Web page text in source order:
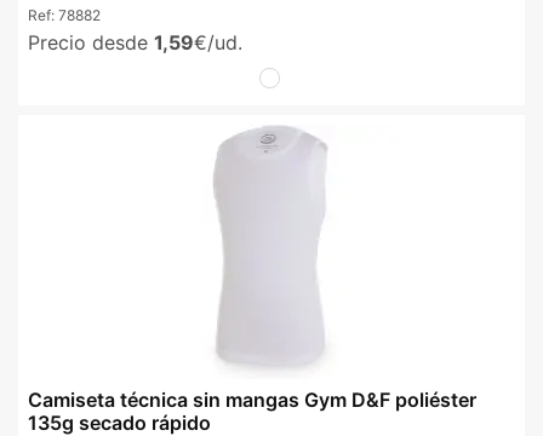
Ref: 78882
Precio desde 1,59€/ud.
Camiseta técnica sin mangas Gym D&F poliéster
135g secado rápido